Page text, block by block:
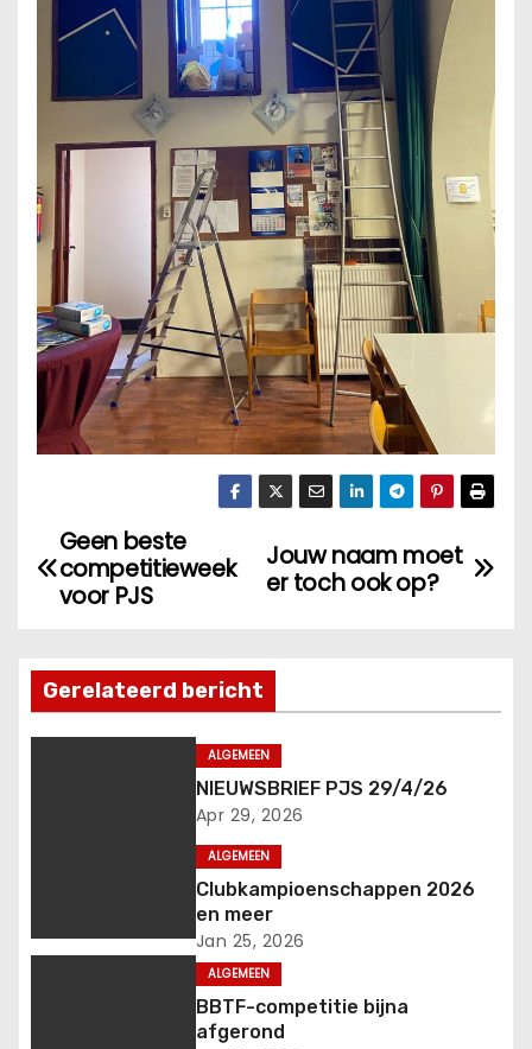
B
i
c
a
Jouw naam moet
er toch ook op?
Geen beste
competitieweek
voor PJS
Gerelateerd bericht
ALGEMEEN
NIEUWSBRIEF PJS 29/4/26
Apr 29, 2026
ALGEMEEN
Clubkampioenschappen 2026
en meer
Jan 25, 2026
ALGEMEEN
BBTF-competitie bijna
afgerond